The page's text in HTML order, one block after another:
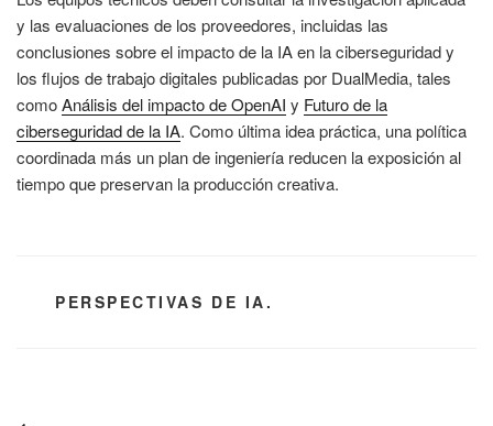
y las evaluaciones de los proveedores, incluidas las
conclusiones sobre el impacto de la IA en la ciberseguridad y
los flujos de trabajo digitales publicadas por DualMedia, tales
comoAnálisis del impacto de OpenAI y Futuro de la
ciberseguridad de la IA. Como última idea práctica, una política
coordinada más un plan de ingeniería reducen la exposición al
tiempo que preservan la producción creativa.
CATEGORÍAS
PERSPECTIVAS DE IA.